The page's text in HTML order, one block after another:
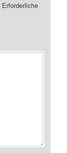
Erforderliche